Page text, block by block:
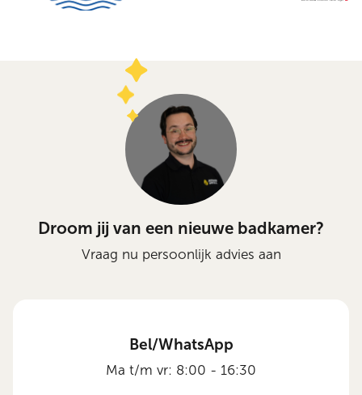
Droom jij van een nieuwe badkamer?
Vraag nu persoonlijk advies aan
Bel/WhatsApp
Ma t/m vr: 8:00 - 16:30